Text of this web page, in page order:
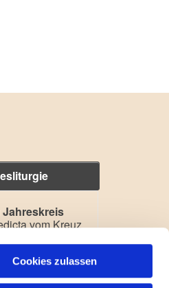
Cookies zulassen
Jahreskreis
vom Kreuz